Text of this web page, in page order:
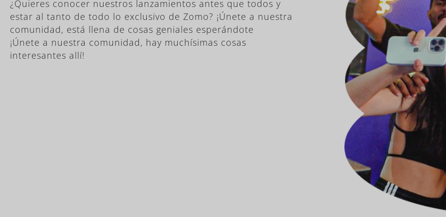
¿Quieres conocer nuestros lanzamientos antes que todos y
estar al tanto de todo lo exclusivo de Zomo? ¡Únete a nuestra
comunidad, está llena de cosas geniales esperándote
¡Únete a nuestra comunidad, hay muchísimas cosas
interesantes allí!